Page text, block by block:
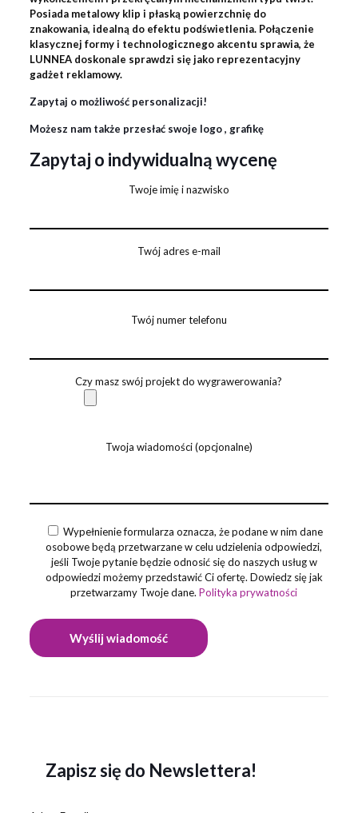
Posiada metalowy klip i płaską powierzchnię do
znakowania, idealną do efektu podświetlenia. Połączenie
klasycznej formy i technologicznego akcentu sprawia, że
LUNNEA doskonale sprawdzi się jako reprezentacyjny
gadżet reklamowy.
Zapytaj o możliwość personalizacji!
Możesz nam także przesłać swoje logo , grafikę
Zapytaj o indywidualną wycenę
Twoje imię i nazwisko
Twój adres e-mail
Twój numer telefonu
Czy masz swój projekt do wygrawerowania?
Twoja wiadomości (opcjonalne)
Wypełnienie formularza oznacza, że podane w nim dane
osobowe będą przetwarzane w celu udzielenia odpowiedzi,
jeśli Twoje pytanie będzie odnosić się do naszych usług w
odpowiedzi możemy przedstawić Ci ofertę. Dowiedz się jak
przetwarzamy Twoje dane.Polityka prywatności
Zapisz się do Newslettera!